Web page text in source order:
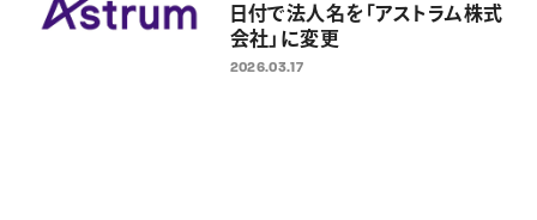
日付で法人名を「アストラム株式
会社」に変更
2026.03.17